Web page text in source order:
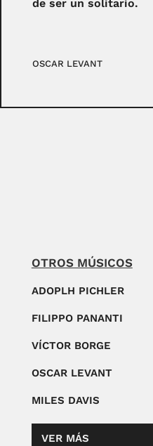
de ser un solitario.
OSCAR LEVANT
OTROS MÚSICOS
ADOPLH PICHLER
FILIPPO PANANTI
VÍCTOR BORGE
OSCAR LEVANT
MILES DAVIS
VER MÁS